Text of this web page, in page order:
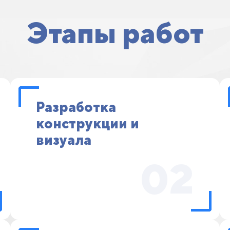
Этапы работ
Разработка
конструкции и
визуала